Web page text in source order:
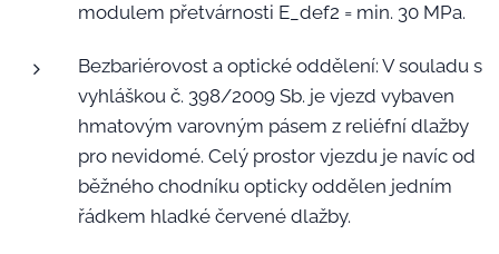
modulem přetvárnosti E_def2 = min. 30 MPa.
Bezbariérovost a optické oddělení: V souladu s
vyhláškou č. 398/2009 Sb. je vjezd vybaven
hmatovým varovným pásem z reliéfní dlažby
pro nevidomé. Celý prostor vjezdu je navíc od
běžného chodníku opticky oddělen jedním
řádkem hladké červené dlažby.